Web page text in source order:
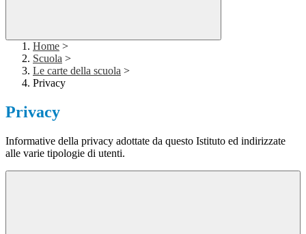
Home >
Scuola >
Le carte della scuola >
Privacy
Privacy
Informative della privacy adottate da questo Istituto ed indirizzate
alle varie tipologie di utenti.